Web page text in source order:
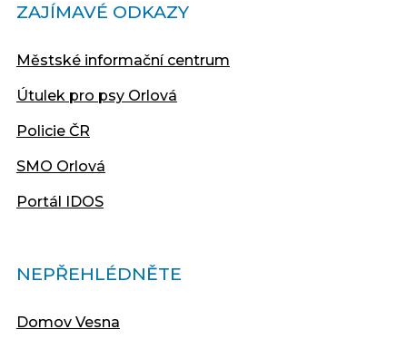
ZAJÍMAVÉ ODKAZY
Městské informační centrum
Útulek pro psy Orlová
Policie ČR
SMO Orlová
Portál IDOS
NEPŘEHLÉDNĚTE
Domov Vesna